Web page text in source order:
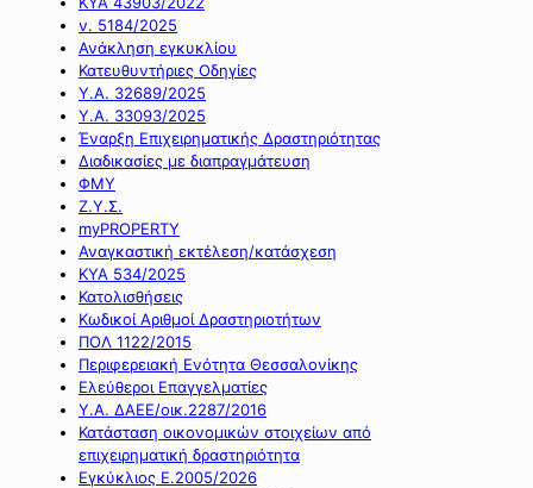
ν. 5184/2025
Ανάκληση εγκυκλίου
Κατευθυντήριες Οδηγίες
Υ.Α. 32689/2025
Υ.Α. 33093/2025
Έναρξη Επιχειρηματικής Δραστηριότητας
Διαδικασίες με διαπραγμάτευση
ΦΜΥ
Ζ.Υ.Σ.
myPROPERTY
Αναγκαστική εκτέλεση/κατάσχεση
ΚΥΑ 534/2025
Κατολισθήσεις
Κωδικοί Αριθμοί Δραστηριοτήτων
ΠΟΛ 1122/2015
Περιφερειακή Ενότητα Θεσσαλονίκης
Ελεύθεροι Επαγγελματίες
Υ.Α. ΔΑΕΕ/οικ.2287/2016
Κατάσταση οικονομικών στοιχείων από
επιχειρηματική δραστηριότητα
Εγκύκλιος Ε.2005/2026